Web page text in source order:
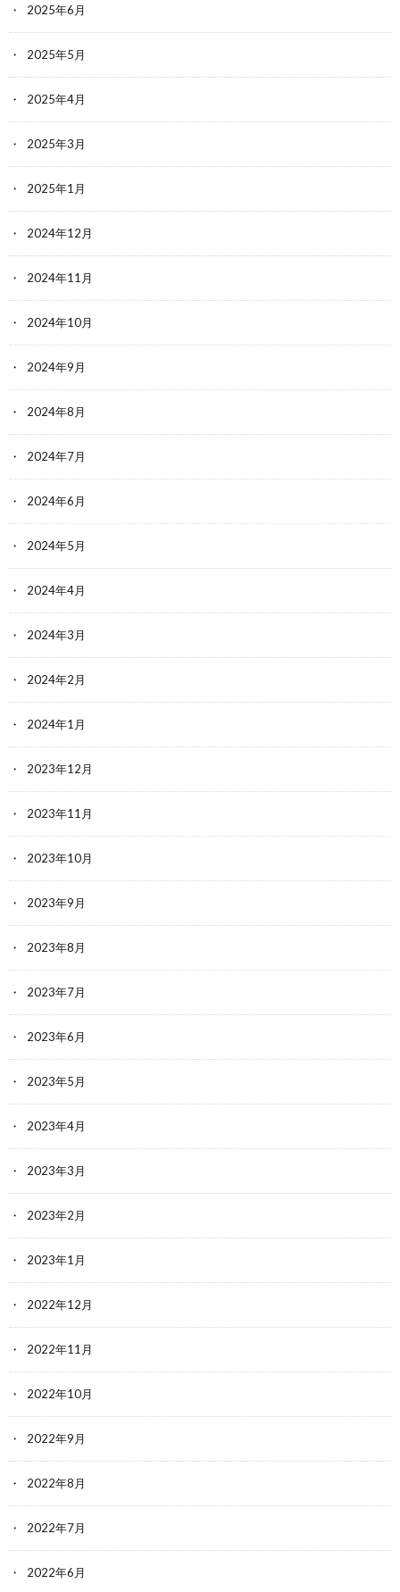
2025年6月
2025年5月
2025年4月
2025年3月
2025年1月
2024年12月
2024年11月
2024年10月
2024年9月
2024年8月
2024年7月
2024年6月
2024年5月
2024年4月
2024年3月
2024年2月
2024年1月
2023年12月
2023年11月
2023年10月
2023年9月
2023年8月
2023年7月
2023年6月
2023年5月
2023年4月
2023年3月
2023年2月
2023年1月
2022年12月
2022年11月
2022年10月
2022年9月
2022年8月
2022年7月
2022年6月